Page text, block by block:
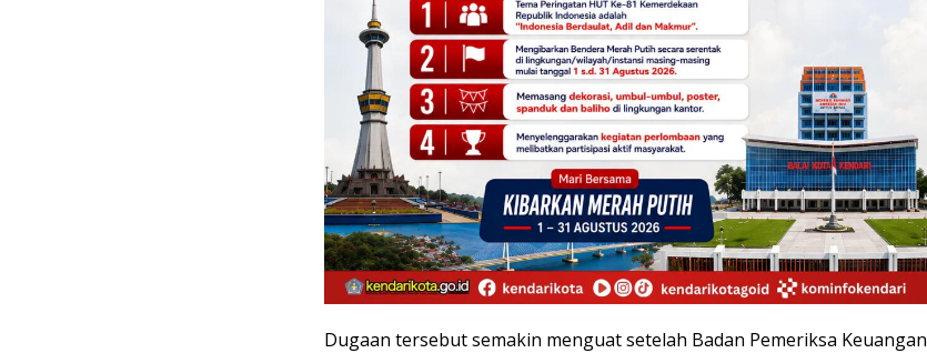
Dugaan tersebut semakin menguat setelah Badan Pemeriksa Keuangan